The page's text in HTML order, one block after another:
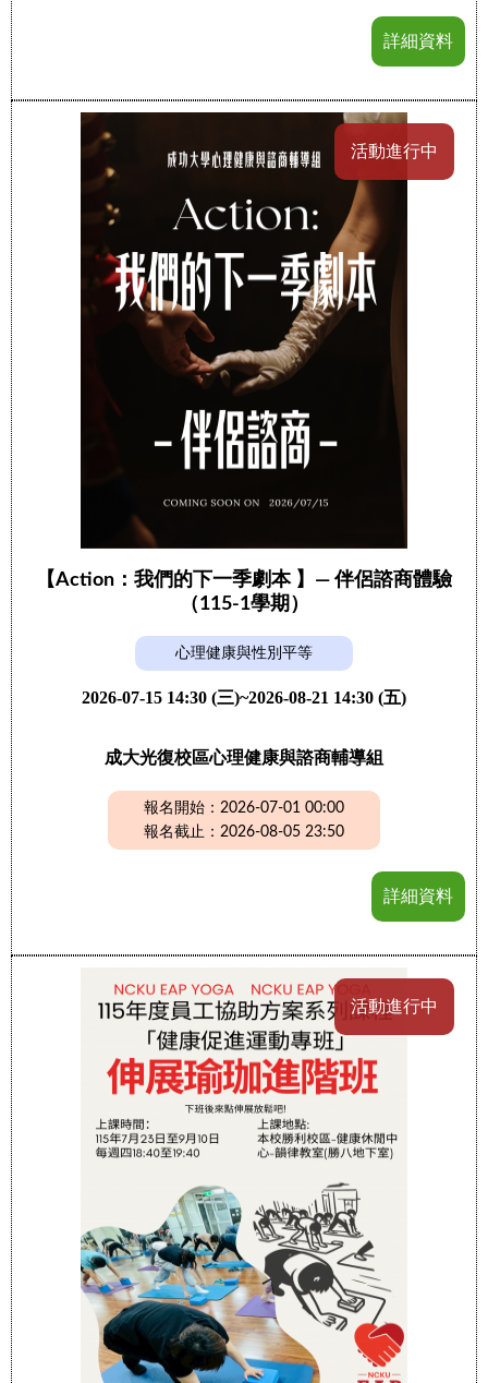
詳細資料
活動進行中
【Action：我們的下一季劇本 】— 伴侶諮商體驗
（115-1學期）
心理健康與性別平等
2026-07-15 14:30 (三)~2026-08-21 14:30 (五)
成大光復校區心理健康與諮商輔導組
報名開始：2026-07-01 00:00
報名截止：2026-08-05 23:50
詳細資料
活動進行中